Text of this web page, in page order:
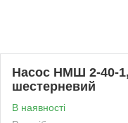
Насос НМШ 2-40-
шестерневий
В наявності